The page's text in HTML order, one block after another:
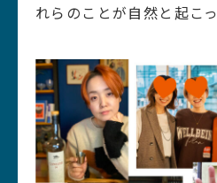
れらのことが自然と起こ